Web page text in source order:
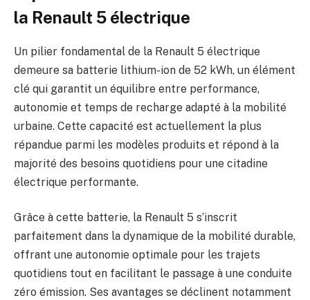
la Renault 5 électrique
Un pilier fondamental de la Renault 5 électrique
demeure sa batterie lithium-ion de 52 kWh, un élément
clé qui garantit un équilibre entre performance,
autonomie et temps de recharge adapté à la mobilité
urbaine. Cette capacité est actuellement la plus
répandue parmi les modèles produits et répond à la
majorité des besoins quotidiens pour une citadine
électrique performante.
Grâce à cette batterie, la Renault 5 s’inscrit
parfaitement dans la dynamique de la mobilité durable,
offrant une autonomie optimale pour les trajets
quotidiens tout en facilitant le passage à une conduite
zéro émission. Ses avantages se déclinent notamment